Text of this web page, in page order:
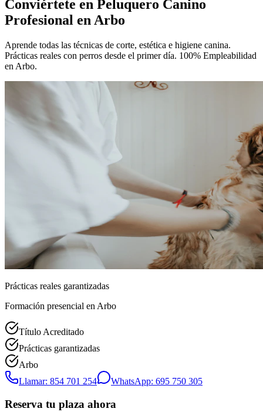
Conviértete en Peluquero Canino
Profesional en Arbo
Aprende todas las técnicas de corte, estética e higiene canina.
Prácticas reales con perros desde el primer día. 100% Empleabilidad
en Arbo.
Prácticas reales garantizadas
Formación presencial en Arbo
Título Acreditado
Prácticas garantizadas
Arbo
Llamar: 854 701 254
WhatsApp: 695 750 305
Reserva tu plaza ahora